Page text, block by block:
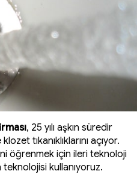
, 25 yılı aşkın süredir
tıkanıklıklarını açıyor.
öğrenmek için ileri teknoloji
kullanıyoruz.